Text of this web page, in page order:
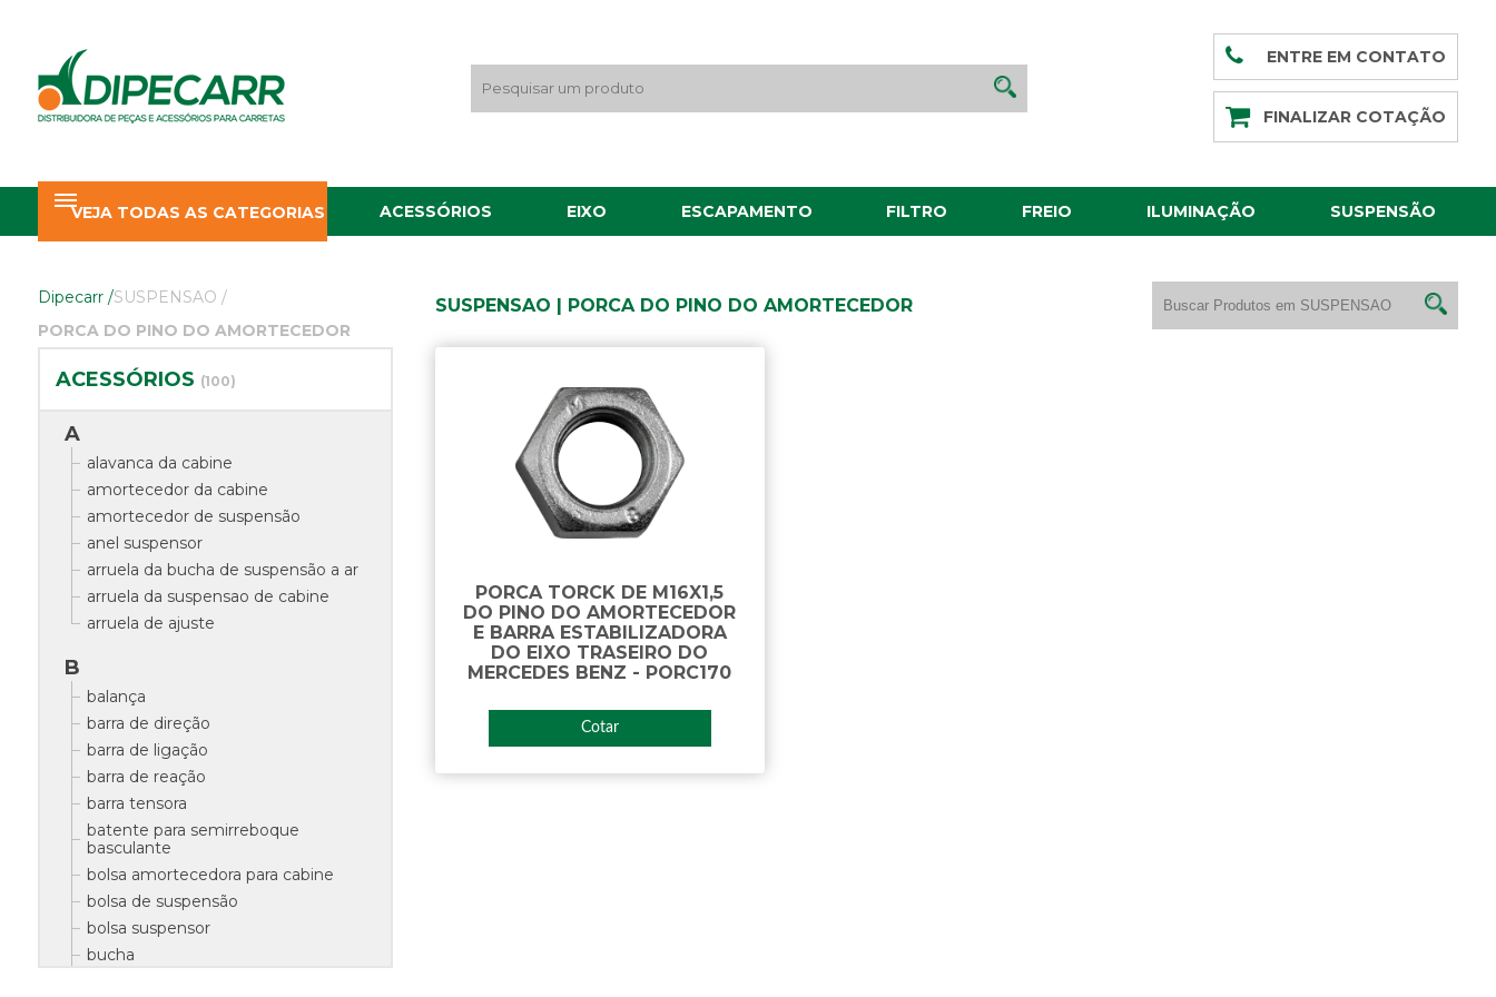
ENTRE EM CONTATO
FINALIZAR COTAÇÃO
VEJA TODAS AS CATEGORIAS ACESSÓRIOS EIXO ESCAPAMENTO FILTRO FREIO ILUMINAÇÃO SUSPENSÃO
Dipecarr /SUSPENSAO /
PORCA DO PINO DO AMORTECEDOR
ACESSÓRIOS (100)
A
alavanca da cabine
amortecedor da cabine
amortecedor de suspensão
anel suspensor
arruela da bucha de suspensão a ar
arruela da suspensao de cabine
arruela de ajuste
B
balança
barra de direção
barra de ligação
barra de reação
barra tensora
batente para semirreboque
basculante
bolsa amortecedora para cabine
bolsa de suspensão
bolsa suspensor
bucha
SUSPENSAO | PORCA DO PINO DO AMORTECEDOR
PORCA TORCK DE M16X1,5
DO PINO DO AMORTECEDOR
E BARRA ESTABILIZADORA
DO EIXO TRASEIRO DO
MERCEDES BENZ - PORC170
Cotar